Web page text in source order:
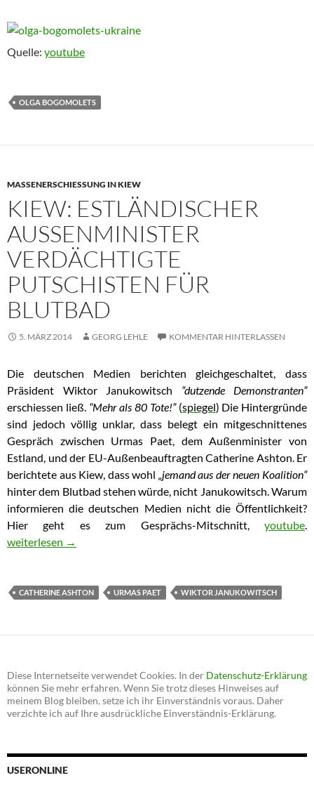
Quelle: youtube
OLGA BOGOMOLETS
MASSENERSCHIESSUNG IN KIEW
KIEW: ESTLÄNDISCHER
AUSSENMINISTER V
ERDÄCHTIGTE P
UTSCHISTEN FÜR B
LUTBAD
5. MÄRZ 2014 GEORG LEHLE KOMMENTAR HINTERLASSEN
Die deutschen Medien berichten gleichgeschaltet, dass
Präsident Wiktor Janukowitsch “dutzende Demonstranten”
erschiessen ließ.“Mehr als 80 Tote!”(spiegel) Die Hintergründe
sind jedoch völlig unklar, dass belegt ein mitgeschnittenes
Gespräch zwischen Urmas Paet, dem Außenminister von
Estland, und der EU-Außenbeauftragten Catherine Ashton. Er
berichtete aus Kiew, dass wohl „jemand aus der neuen Koalition“
hinter dem Blutbad stehen würde, nicht Janukowitsch. Warum
informieren die deutschen Medien nicht die Öffentlichkeit?
Hier geht es zum Gesprächs-Mitschnitt, youtube.
Kiew: Estländischer Außenminister verdächtigte Putschisten
weiterlesen →
CATHERINE ASHTON URMAS PAET WIKTOR JANUKOWITSCH
Diese Internetseite verwendet Cookies. In der Datenschutz-Erklärung
können Sie mehr erfahren. Wenn Sie trotz dieses Hinweises auf
meinem Blog bleiben, setze ich ihr Einverständnis voraus. Daher
verzichte ich auf Ihre ausdrückliche Einverständnis-Erklärung.
USERONLINE